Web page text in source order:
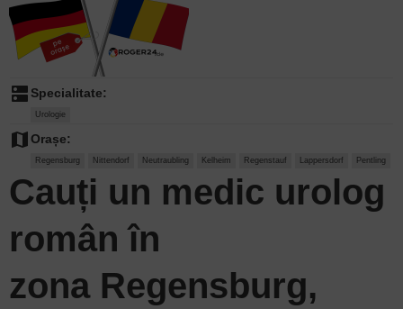
dns Specialitate:
Urologie
map Orașe:
Regensburg Nittendorf Neutraubling Kelheim Regenstauf Lappersdorf Pentling
Cauți un medic urolog
român în
zona Regensburg,